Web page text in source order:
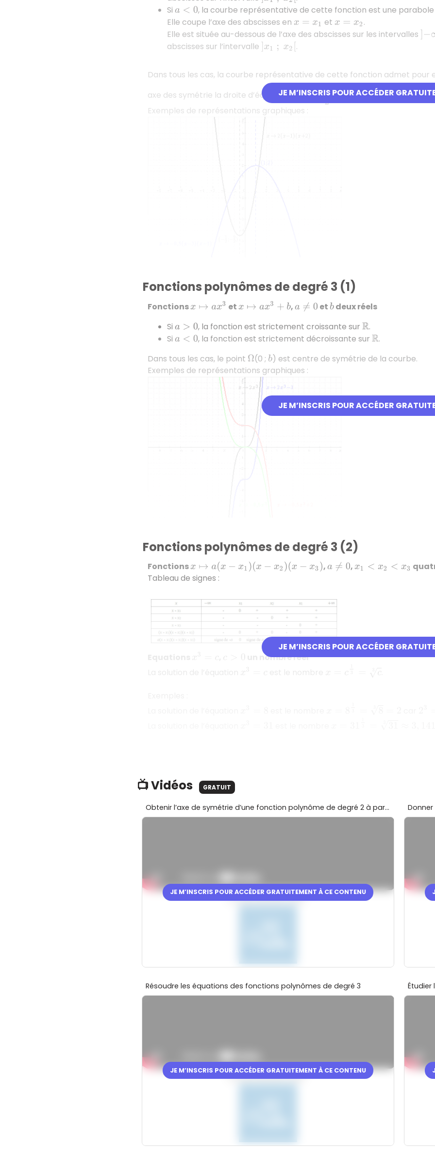
JE M’INSCRIS POUR ACCÉDER
Si a<0
, la courbe représentative de cette fonction est une
Elle coupe l’axe des abscisses en x=x1 et x=x2
.
Elle est située au-dessous de l’axe des abscisses sur les intervalles −∞
abscisses sur l’intervalle ]x1 x 2[ .
Dans tous les cas, la courbe représentative de cette fonction admet pour
axe des symétrie la droite d’équationx=x1+x22
.
Exemples de représentations graphiques :
JE M’INSCRIS POUR ACCÉDER
Fonctions polynômes de degré 3 (1)
Fonctionsx↦ax 3 etx↦ax 3+b ,a ≠0 et bdeux réels
Si a>0 , la fonction est strictement croissante sur R .
Si a<0 , la fonction est strictement décroissante sur R .
Dans tous les cas, le point Ω(0 ; b) est centre de symétrie de la courbe.
Exemples de représentations graphiques :
JE M’INSCRIS POUR ACCÉDER
Fonctions polynômes de degré 3 (2)
Fonctionsx↦a( x−x1) (x−x2 )(x− x3) ,a≠0 ,x1< x2< x3
Tableau de signes :
un nombre réel
📺 Vidéos GRATUIT
Obtenir l’axe de symétrie d’une fonction polynôme de degré 2 à partir de sa représentation graphique
JE M’INSCRIS POUR ACCÉDER GRATUITEMENT À CE CONTENU
En partenariat avec
Résoudre les équations des fonctions polynômes de degré 3
JE M’INSCRIS POUR ACCÉDER GRATUITEMENT À CE CONTENU
En partenariat avec